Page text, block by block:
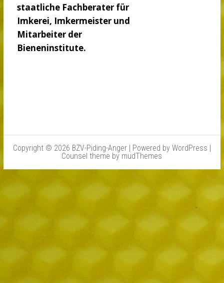
staatliche Fachberater für
Imkerei, Imkermeister und
Mitarbeiter der
Bieneninstitute.
Copyright © 2026 BZV-Piding-Anger | Powered by WordPress |
Counsel theme by mudThemes